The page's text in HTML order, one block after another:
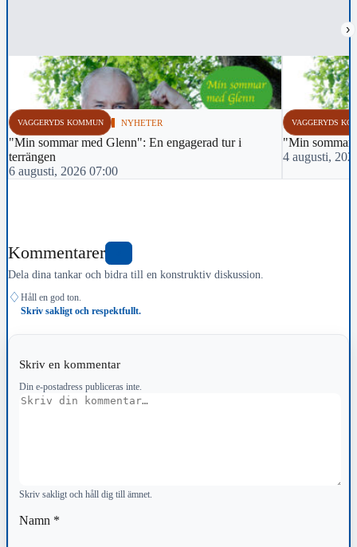
›
VAGGERYDS KOMMUN NYHETER
"Min sommar med Glenn": En engagerad tur i
terrängen
6 augusti, 2026 07:00
VAGGERYDS
"Min sommar
4 augusti,
Kommentarer
Dela dina tankar och bidra till en konstruktiv diskussion.
♢ Håll en god ton.
Skriv sakligt och respektfullt.
Skriv en kommentar
Din e-postadress publiceras inte.
Kommentar
Skriv sakligt och håll dig till ämnet.
Namn *